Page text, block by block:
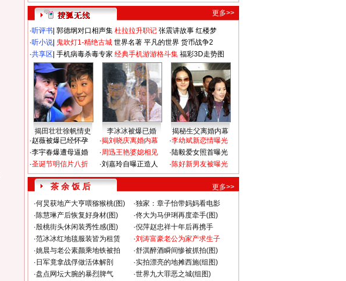
更多>>
·听评书 郭德纲对口相声集 杜拉拉升职记 张震讲故事 红楼梦
·听小说 鬼吹灯1-精绝古城 世界名著 平凡的世界 货币战争2
·共享区 手机病毒杀毒专家 经典手机游游格斗集 福彩3D走势图
揭田壮壮徐帆情史 李冰冰被爆已婚
揭秘生父离婚内幕
·赵薇被爆已经怀孕
·李宇春爆遭母逼婚
·圣诞节明信片八折
·揭刘晓庆离婚内幕
·周迅王艳婆媳相见
·刘嘉玲自曝正造人
·李幼斌新恋情曝光
·陆毅爱女照首曝光
·陈好新男友被曝光
茶 余 饭 后
更多>>
·何炅获地产大亨喂猕猴桃(图) ·独家：章子怡带妈妈看电影
·陈慧琳产后恢复好身材(图) ·佟大为马伊琍再度牵手(图)
·殷桃街头休闲装秀性感(图) ·倪萍赵忠祥十年后再携手
·范冰冰红地毯服装皆为租赁 ·刘涛富豪老公为家产求生子
·姚晨与老公素颜乘地铁被拍 ·舒淇醉酒瞬间惨被抓拍(图)
· 日军竟拿战俘做活体解剖 ·实拍漂亮的地摊西施(组图)
·盘点网坛大腕的暴烈脾气 ·世界九大罪恶之城(组图)